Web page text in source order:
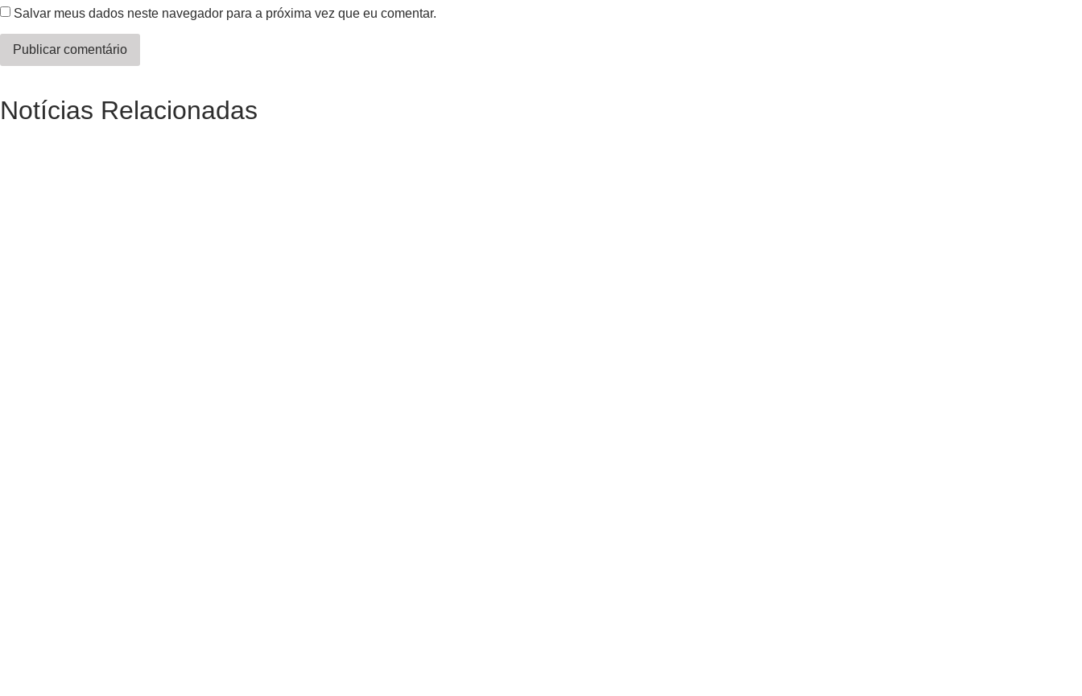
Salvar meus dados neste navegador para a próxima vez que eu comentar.
Notícias Relacionadas